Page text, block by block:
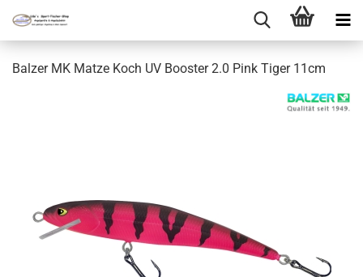
Balzer MK Matze Koch UV Booster 2.0 Pink Tiger 11cm